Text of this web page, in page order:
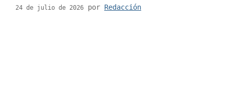
24 de julio de 2026 por Redacción